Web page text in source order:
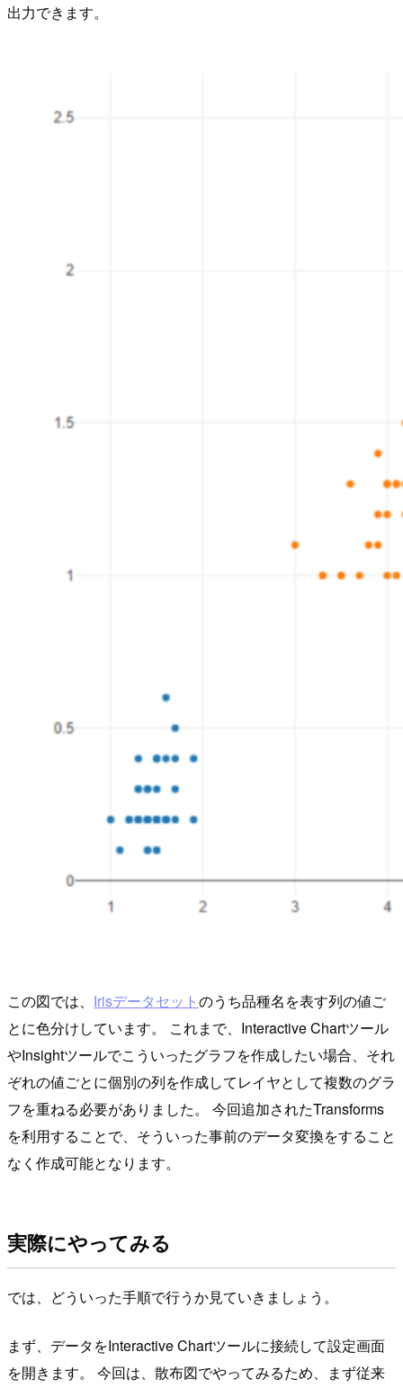
出力できます。
この図では、 Irisデータセットのうち品種名を表す列の値ご
とに色分けしています。 これまで、Interactive Chartツール
やInsightツールでこういったグラフを作成したい場合、それ
ぞれの値ごとに個別の列を作成してレイヤとして複数のグラ
フを重ねる必要がありました。 今回追加されたTransforms
を利用することで、そういった事前のデータ変換をすること
なく作成可能となります。
実際にやってみる
では、どういった手順で行うか見ていきましょう。
まず、データをInteractive Chartツールに接続して設定画面
を開きます。 今回は、散布図でやってみるため、まず従来